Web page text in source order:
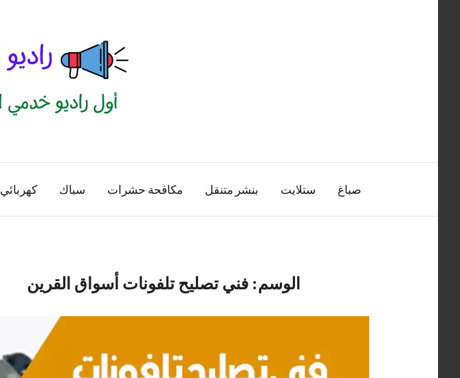
صباغ ستلايت بنشر متنقل مكافحة حشرات سباك كهربائي
الوسم: فني تصليح تلفونات أسواق القرين